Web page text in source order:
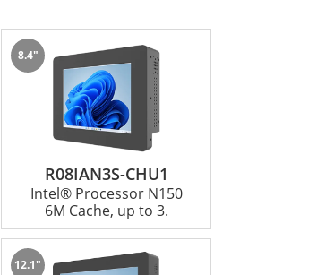
R08IAN3S-CHU1
8.4"
Intel® Processor N150
6M Cache, up to 3.
12.1"